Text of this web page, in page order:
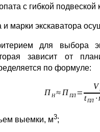
с гибкой
марки экскаватора
для выбора
зависит от
по формуле:
выемки, м3;